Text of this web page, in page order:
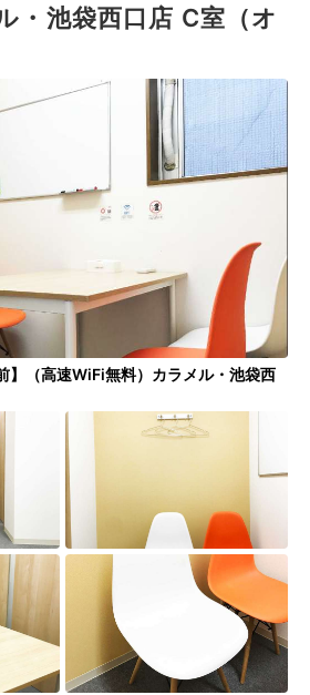
す
いて
・池袋西口店 C室（オ
】（高速WiFi無料）カラメル・池袋西